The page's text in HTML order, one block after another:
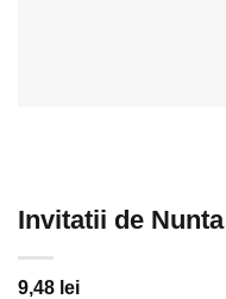
Invitatii de
9,48 lei